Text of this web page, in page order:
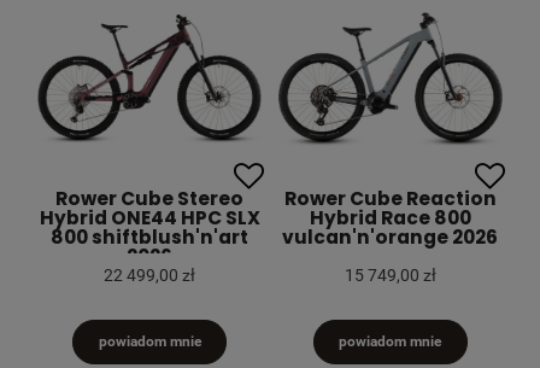
Rower Cube Stereo
Hybrid ONE44 HPC SLX
800 shiftblush'n'art
2026
22 499,00 zł
powiadom mnie
Rower Cube Reaction
Hybrid Race 800
vulcan'n'orange 2026
15 749,00 zł
powiadom mnie